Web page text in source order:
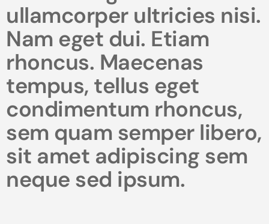
ullamcorper ultricies nisi.
Nam eget dui. Etiam
rhoncus. Maecenas
tempus, tellus eget
condimentum rhoncus,
sem quam semper libero,
sit amet adipiscing sem
neque sed ipsum.